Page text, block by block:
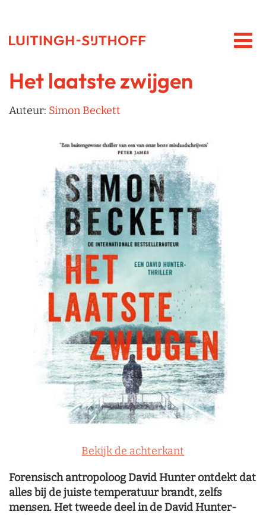
Het laatste zwijgen
Auteur: Simon Beckett
Bekijk de achterkant
Forensisch antropoloog David Hunter ontdekt dat
alles bij de juiste temperatuur brandt, zelfs
mensen. Het tweede deel in de David Hunter-